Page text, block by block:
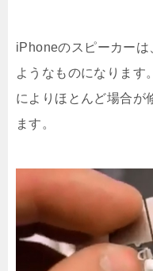
iPhoneのスピーカー
ようなものになります
によりほとんど場合が
ます。